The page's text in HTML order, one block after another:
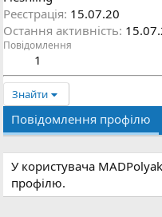
Реєстрація 15.07.20
Остання активність
Повідомлення
1
Знайти
Повідомлення профілю
У користувача
профілю.